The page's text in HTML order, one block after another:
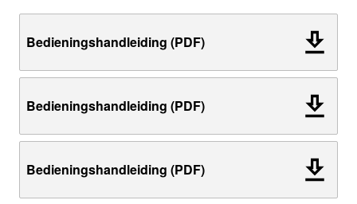
Bedieningshandleiding (PDF)
Bedieningshandleiding (PDF)
Bedieningshandleiding (PDF)